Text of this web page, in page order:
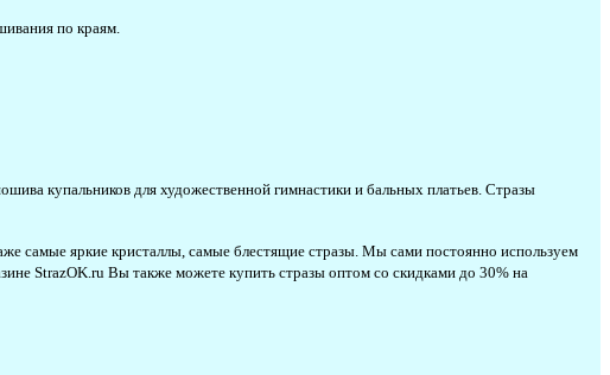
по краям.
купальников для художественной гимнастики и бальных платьев. Стразы
самые яркие кристаллы, самые блестящие стразы. Мы сами постоянно используем
StrazOK.ru Вы также можете купить стразы оптом со скидками до 30% на